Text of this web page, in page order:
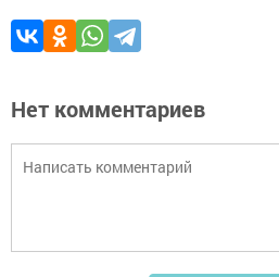
Нет комментариев